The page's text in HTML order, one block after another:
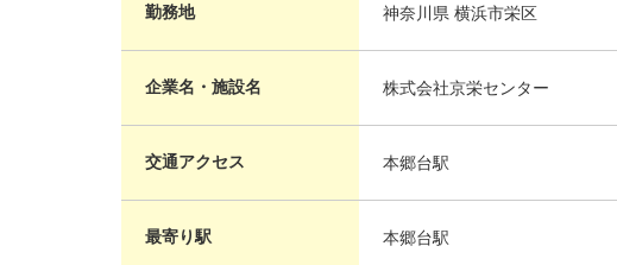
勤務地 神奈川県 横浜市栄区
企業名・施設名 株式会社京栄センター
交通アクセス 本郷台駅
最寄り駅 本郷台駅